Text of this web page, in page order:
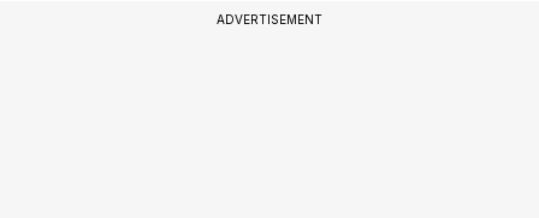
ADVERTISEMENT